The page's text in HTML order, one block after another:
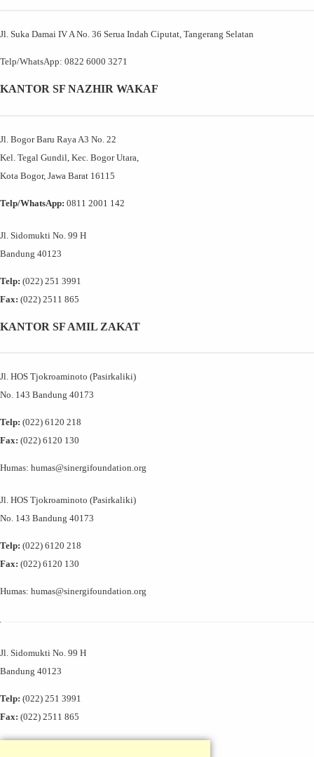
Jl. Suka Damai IV A No. 36 Serua Indah Ciputat, Tangerang Selatan
Telp/WhatsApp: 0822 6000 3271
KANTOR SF NAZHIR WAKAF
Jl. Bogor Baru Raya A3 No. 22
Kel. Tegal Gundil, Kec. Bogor Utara,
Kota Bogor, Jawa Barat 16115
Telp/WhatsApp: 0811 2001 142
Jl. Sidomukti No. 99 H
Bandung 40123
Telp: (022) 251 3991
Fax: (022) 2511 865
KANTOR SF AMIL ZAKAT
Jl. HOS Tjokroaminoto (Pasirkaliki)
No. 143 Bandung 40173
Telp: (022) 6120 218
Fax: (022) 6120 130
Humas: humas@sinergifoundation.org
Jl. HOS Tjokroaminoto (Pasirkaliki)
No. 143 Bandung 40173
Telp: (022) 6120 218
Fax: (022) 6120 130
Humas: humas@sinergifoundation.org
Jl. Sidomukti No. 99 H
Bandung 40123
Telp: (022) 251 3991
Fax: (022) 2511 865